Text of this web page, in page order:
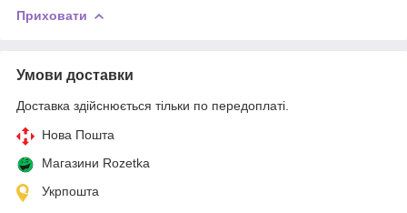
Приховати
Умови доставки
Доставка здійснюється тільки по передоплаті.
Нова Пошта
Магазини Rozetka
Укрпошта